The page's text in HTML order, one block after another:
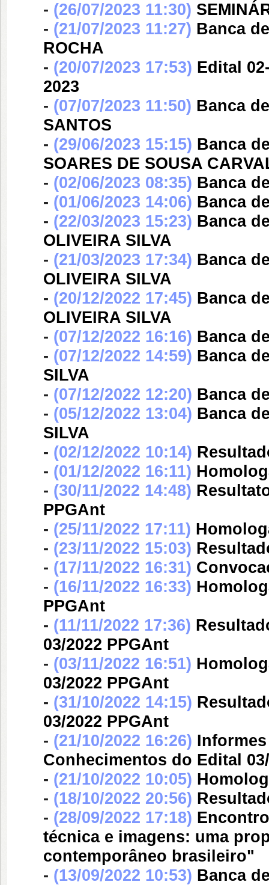
- (26/07/2023 11:30)
- (21/07/2023 11:27) Banca
ROCHA
- (20/07/2023 17:53) Edital
2023
- (07/07/2023 11:50) Banca
SANTOS
- (29/06/2023 15:15) Banca
SOARES DE SOUSA
- (02/06/2023 08:35) Banca
- (01/06/2023 14:06) Banca
- (22/03/2023 15:23) Banca
OLIVEIRA SILVA
- (21/03/2023 17:34) Banca
OLIVEIRA SILVA
- (20/12/2022 17:45) Banca
OLIVEIRA SILVA
- (07/12/2022 16:16) Banca
- (07/12/2022 14:59) Banca
SILVA
- (07/12/2022 12:20) Banca
- (05/12/2022 13:04) Banca
SILVA
- (02/12/2022 10:14)
- (01/12/2022 16:11)
- (30/11/2022 14:48)
PPGAnt
- (25/11/2022 17:11)
- (23/11/2022 15:03)
- (17/11/2022 16:31)
- (16/11/2022 16:33)
PPGAnt
- (11/11/2022 17:36)
03/2022 PPGAnt
- (03/11/2022 16:51)
03/2022 PPGAnt
- (31/10/2022 14:15)
03/2022 PPGAnt
- (21/10/2022 16:26)
Conhecimentos do Edital
- (21/10/2022 10:05)
- (18/10/2022 20:56)
- (28/09/2022 17:18)
técnica e imagens: uma
contemporâneo brasileiro"
- (13/09/2022 10:53) Banca